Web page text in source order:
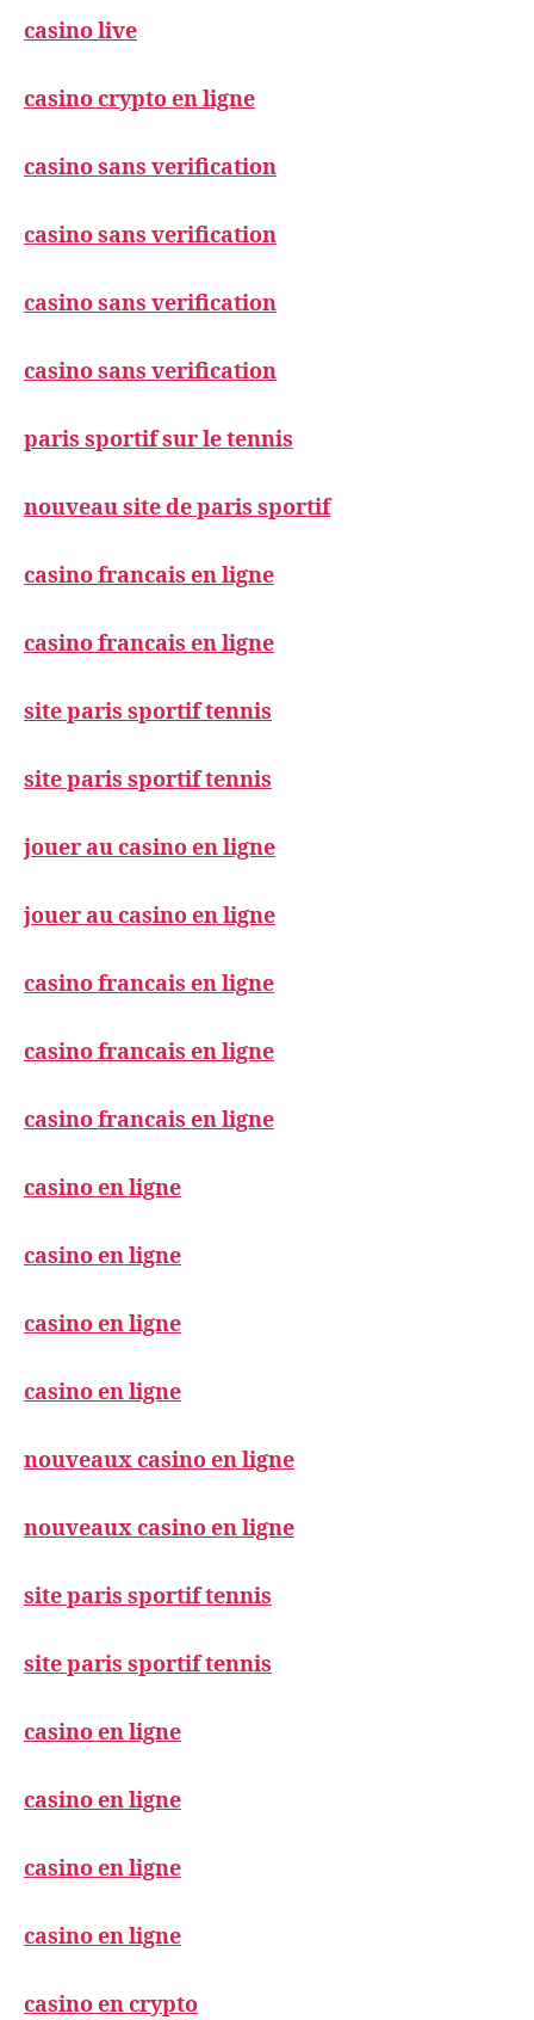
casino live
casino crypto en ligne
casino sans verification
casino sans verification
casino sans verification
casino sans verification
paris sportif sur le tennis
nouveau site de paris sportif
casino francais en ligne
casino francais en ligne
site paris sportif tennis
site paris sportif tennis
jouer au casino en ligne
jouer au casino en ligne
casino francais en ligne
casino francais en ligne
casino francais en ligne
casino en ligne
casino en ligne
casino en ligne
casino en ligne
nouveaux casino en ligne
nouveaux casino en ligne
site paris sportif tennis
site paris sportif tennis
casino en ligne
casino en ligne
casino en ligne
casino en ligne
casino en crypto